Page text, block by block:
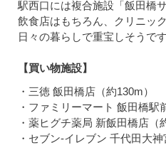
駅西口には複合施設「飯田橋
飲食店はもちろん、クリニッ
日々の暮らしで重宝しそうです
【買い物施設】
・三徳 飯田橋店（約130m）
・ファミリーマート 飯田橋駅
・薬ヒグチ薬局 新飯田橋店（
・セブン-イレブン 千代田大神